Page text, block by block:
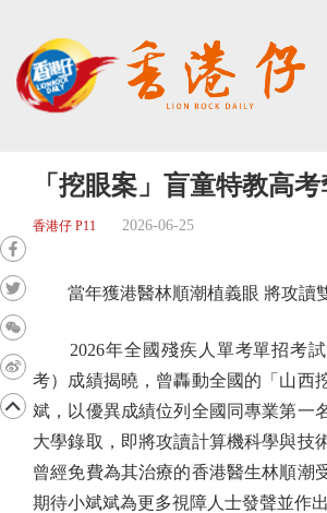
「挖眼案」盲童特教高
香港仔 P11 2026-06-25
當年獲港醫林順潮植義眼 將攻讀
2026年全國殘疾人單考單招考試
考）成績揭曉，曾轟動全國的「山西
斌，以優異成績位列全國同專業第一
大學錄取，即將攻讀計算機科學與技
曾經免費為其治療的香港醫生林順潮
期待小斌斌為更多視障人士發聲並作出